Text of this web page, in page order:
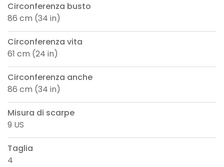
Circonferenza busto
86 cm (34 in)
Circonferenza vita
61 cm (24 in)
Circonferenza anche
86 cm (34 in)
Misura di scarpe
9 US
Taglia
4